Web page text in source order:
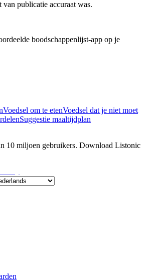
van publicatie accuraat was.
boodschappenlijst-app op je
Voedsel om te etenVoedsel dat je niet moet
Suggestie maaltijdplan
10 miljoen gebruikers. Download Listonic